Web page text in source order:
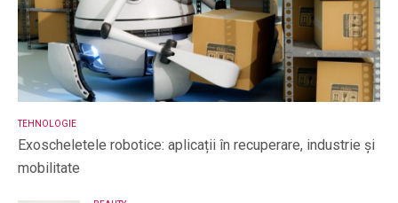
TEHNOLOGIE
Exoscheletele robotice: aplicații în recuperare, industrie și
mobilitate